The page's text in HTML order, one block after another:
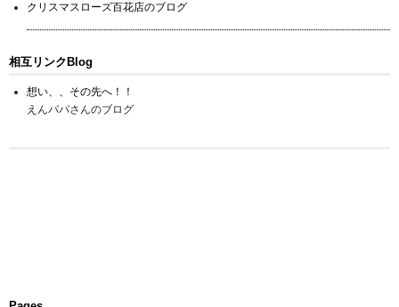
クリスマスローズ百花店のブログ
相互リンクBlog
想い、、その先へ！！
えんパパさんのブログ